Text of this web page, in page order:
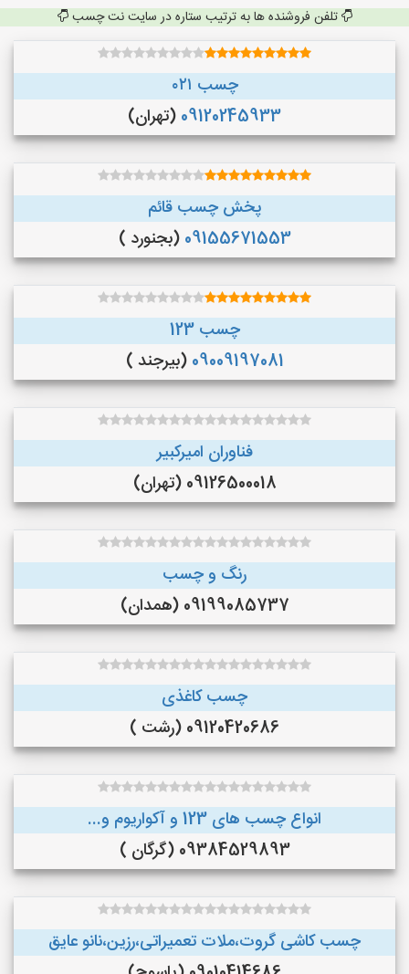
تلفن فروشنده ها به ترتیب ستاره در سایت نت چسب
چسب ۰۲۱
09120245933 (تهران)
پخش چسب قائم
09155671553 (بجنورد )
چسب 123
09009197081 (بیرجند )
فناوران امیرکبیر
09126500018 (تهران)
رنگ و چسب
09199085737 (همدان)
چسب کاغذی
09120420686 (رشت )
انواع چسب های 123 و آکواریوم و...
09384529893 (گرگان )
چسب کاشی گروت،ملات تعمیراتی،رزین،نانو عایق